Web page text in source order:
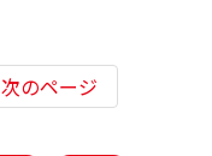
次のページ